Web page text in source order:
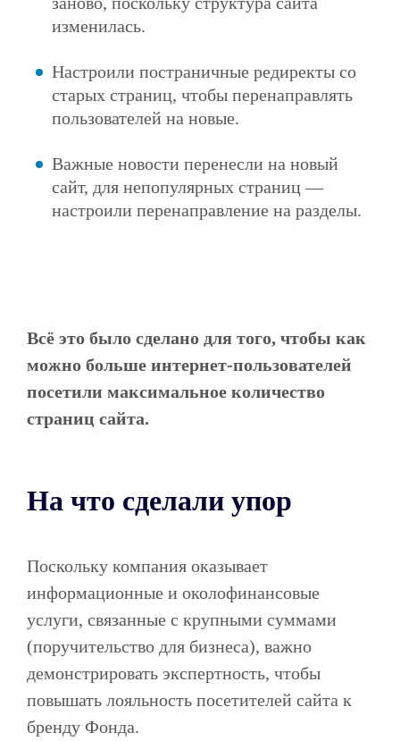
изменилась.
Настроили постраничные редиректы со
старых страниц, чтобы перенаправлять
пользователей на новые.
Важные новости перенесли на новый
сайт, для непопулярных страниц —
настроили перенаправление на разделы.
Всё это было сделано для того, чтобы как
можно больше интернет-пользователей
посетили максимальное количество
страниц сайта.
На что сделали упор
Поскольку компания оказывает
информационные и околофинансовые
услуги, связанные с крупными суммами
(поручительство для бизнеса), важно
демонстрировать экспертность, чтобы
повышать лояльность посетителей сайта к
бренду Фонда.